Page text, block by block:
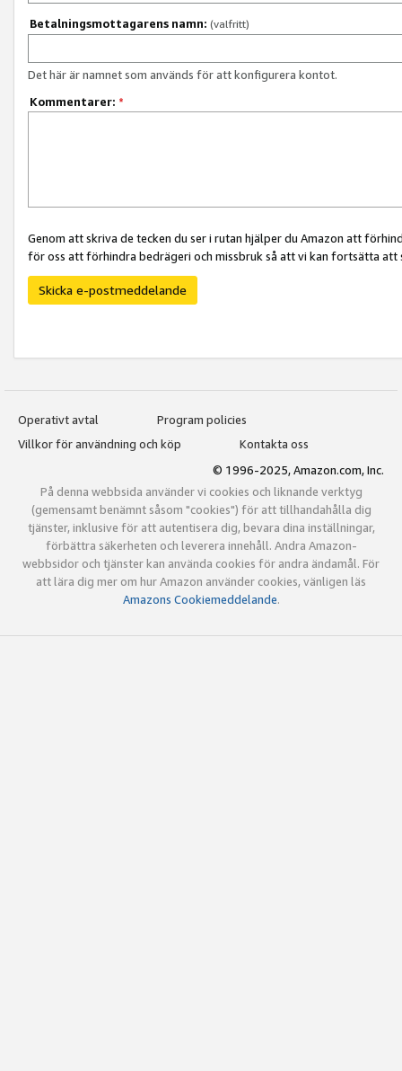
Betalningsmottagarens namn: (valfritt)
Det här är namnet som används för att konfigurera kontot.
Kommentarer: *
Genom att skriva de tecken du ser i rutan hjälper du Amazon att
för oss att förhindra bedrägeri och missbruk så att vi kan fortsätta
Skicka e-postmeddelande
Operativt avtal
Program policies
Villkor för användning och köp
Kontakta oss
© 1996-2025, Amazon.com, Inc.
På denna webbsida använder vi cookies och liknande verktyg
(gemensamt benämnt såsom "cookies") för att tillhandahålla dig
tjänster, inklusive för att autentisera dig, bevara dina inställningar,
förbättra säkerheten och leverera innehåll. Andra Amazon-
webbsidor och tjänster kan använda cookies för andra ändamål. För
att lära dig mer om hur Amazon använder cookies, vänligen läs
Amazons Cookiemeddelande.